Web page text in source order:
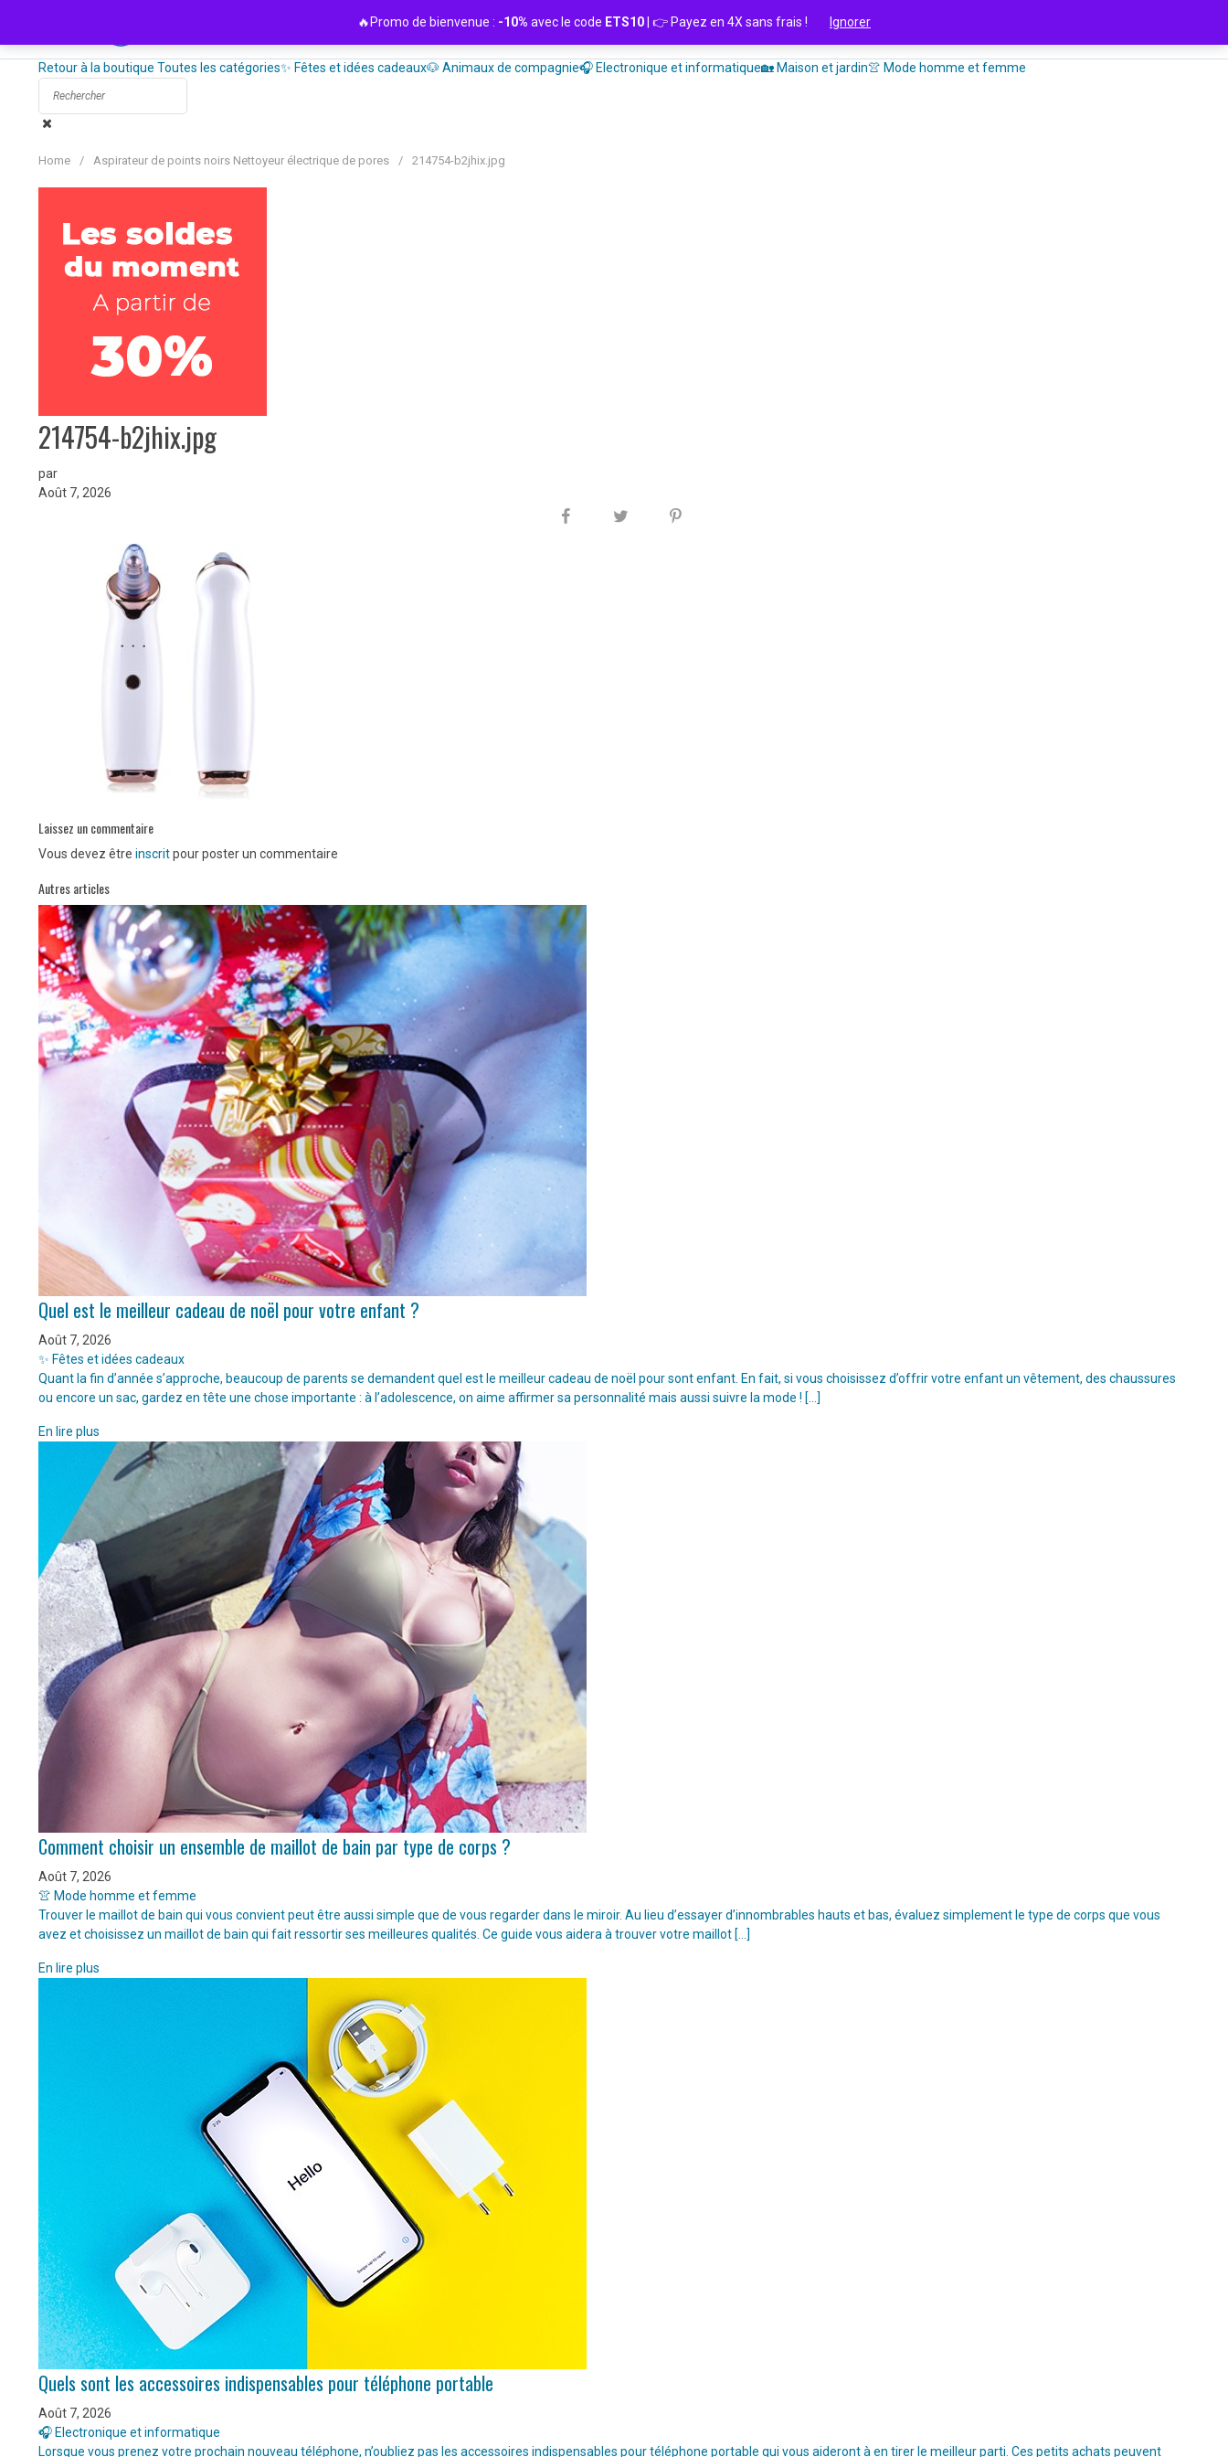
contenu
Retour à la boutique Toutes les catégories✨ Fêtes et idées cadeaux🐶 Animaux de compagnie🎧 Electronique et informatique🏡 Maison et jardin👚 Mode homme et femme
Home / Aspirateur de points noirs Nettoyeur électrique de pores / 214754-b2jhix.jpg
214754-b2jhix.jpg
par
Août 7, 2026
Laissez un commentaire
Vous devez être inscritpour poster un commentaire
Autres articles
Quel est le meilleur cadeau de noël pour votre enfant ?
Août 7, 2026
✨ Fêtes et idées cadeaux
Quant la fin d’année s’approche, beaucoup de parents se demandent quel est le meilleur cadeau de noël pour sont enfant. En fait, si vous choisissez d’offrir votre enfant un vêtement, des chaussures
ou encore un sac, gardez en tête une chose importante : à l’adolescence, on aime affirmer sa personnalité mais aussi suivre la mode ! […]
En lire plus
Comment choisir un ensemble de maillot de bain par type de corps ?
Août 7, 2026
👚 Mode homme et femme
Trouver le maillot de bain qui vous convient peut être aussi simple que de vous regarder dans le miroir. Au lieu d’essayer d’innombrables hauts et bas, évaluez simplement le type de corps que vous
avez et choisissez un maillot de bain qui fait ressortir ses meilleures qualités. Ce guide vous aidera à trouver votre maillot […]
En lire plus
Quels sont les accessoires indispensables pour téléphone portable
Août 7, 2026
🎧 Electronique et informatique
Lorsque vous prenez votre prochain nouveau téléphone, n’oubliez pas les accessoires indispensables pour téléphone portable qui vous aideront à en tirer le meilleur parti. Ces petits achats peuvent
🔥Promo de bienvenue : -10% avec le code ETS10 | 👉 Payez en 4X sans frais ! Ignorer